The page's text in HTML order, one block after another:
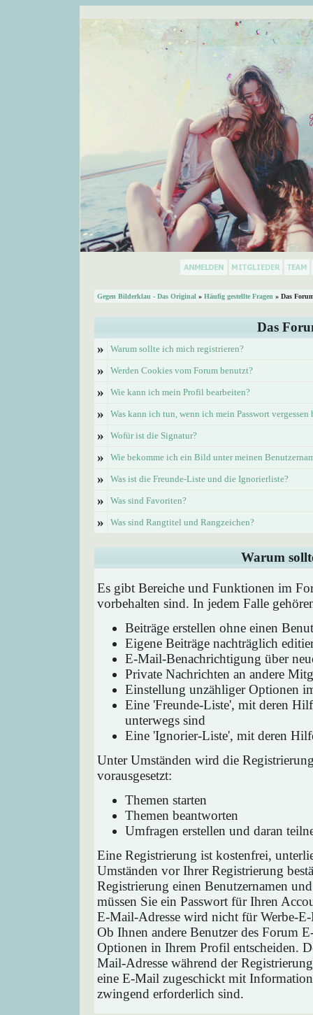
Gegen Bilderklau - Das Original » Häufig gestellte Fragen » Das
Das
»
Warum sollte ich mich registrieren?
» Werden Cookies vom Forum benutzt?
» Wie kann ich mein Profil bearbeiten?
» Was kann ich tun, wenn ich mein Passwort vergessen
» Wofür ist die Signatur?
» Wie bekomme ich ein Bild unter meinen
» Was ist die Freunde-Liste und die Ignorierliste?
» Was sind Favoriten?
» Was sind Rangtitel und Rangzeichen?
Warum
Es gibt Bereiche und Funktionen im
vorbehalten sind. In jedem Falle
Beiträge erstellen ohne einen
Eigene Beiträge nachträglich
E-Mail-Benachrichtigung über
Private Nachrichten an andere
Einstellung unzähliger Optionen
Eine 'Freunde-Liste', mit deren
unterwegs sind
Eine 'Ignorier-Liste', mit deren
Unter Umständen wird die
vorausgesetzt:
Themen starten
Themen beantworten
Umfragen erstellen und daran
Eine Registrierung ist kostenfrei,
Umständen vor Ihrer Registrierung
Registrierung einen Benutzernamen
müssen Sie ein Passwort für Ihren
E-Mail-Adresse wird nicht für Werbe-
Ob Ihnen andere Benutzer des Forum
Optionen in Ihrem Profil entscheiden.
Mail-Adresse während der
eine E-Mail zugeschickt mit
zwingend erforderlich sind.